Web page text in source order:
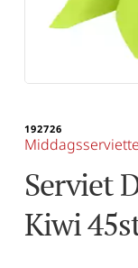
192726
Serviet
Kiwi